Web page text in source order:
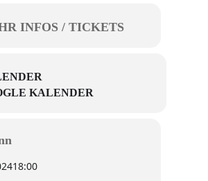
INFOS / TICKETS
KALENDER
18:00